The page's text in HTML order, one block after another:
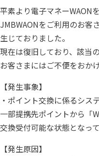
平素より電子マネーWAON
JMBWAONをご利用のお客
生じておりました。
現在は復旧しており、該当
お客さまにはご不便をおか
【発生事象】
・ポイント交換に係るシス
一部提携先ポイントから「
交換受付可能な状態となっ
【発生原因】